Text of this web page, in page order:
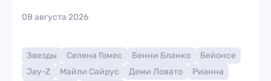
08 августа 2026
Звезды Селена Гомес Бенни Бланко
Бейонсе
Jay-Z
Майли Сайрус Деми Ловато
Рианна